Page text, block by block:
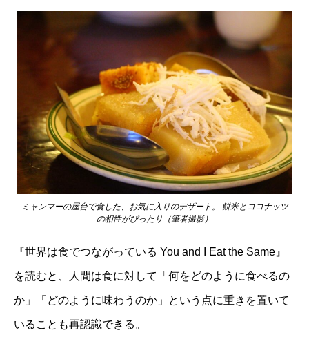
ミャンマーの屋台で食した、お気に入りのデザート。 餅米とココナッツ
の相性がぴったり（筆者撮影）
『世界は食でつながっている You and I Eat the Same』
を読むと、人間は食に対して「何をどのように食べるの
か」「どのように味わうのか」という点に重きを置いて
いることも再認識できる。